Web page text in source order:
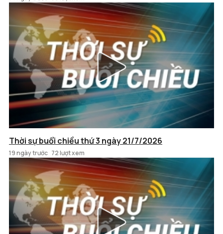
Thời sự buổi chiều thứ 3 ngày 21/7/2026
19 ngày trước 72 lượt xem